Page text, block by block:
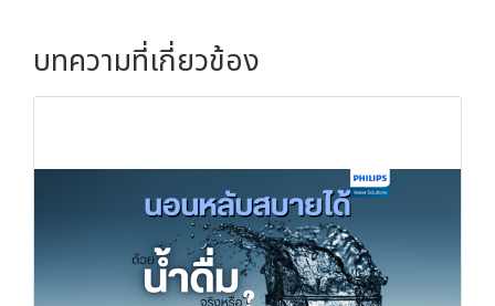
บทความที่เกี่ยวข้อง